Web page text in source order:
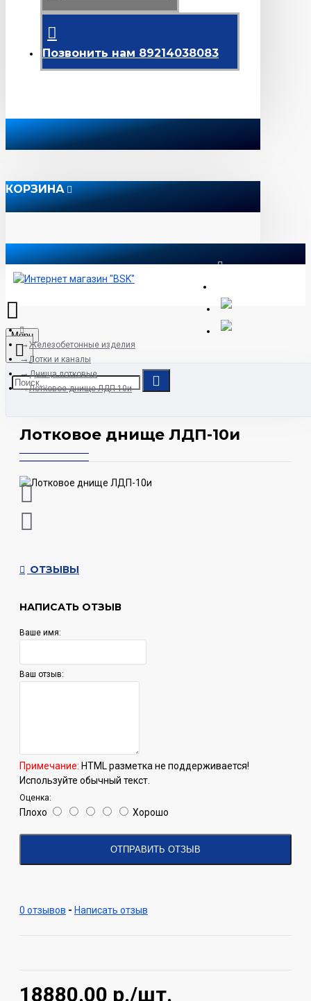
Позвонить нам 89214038083
КОРЗИНА
Menu
Железобетонные изделия
Лотки и каналы
Днища лотковые
Лотковое днище ЛДП-10и
Лотковое днище ЛДП-10и
ОТЗЫВЫ
НАПИСАТЬ ОТЗЫВ
Ваше имя:
Ваш отзыв:
Примечание: HTML разметка не поддерживается!
Используйте обычный текст.
Оценка:
Плохо Хорошо
ОТПРАВИТЬ ОТЗЫВ
0 отзывов - Написать отзыв
18880.00 р./шт.